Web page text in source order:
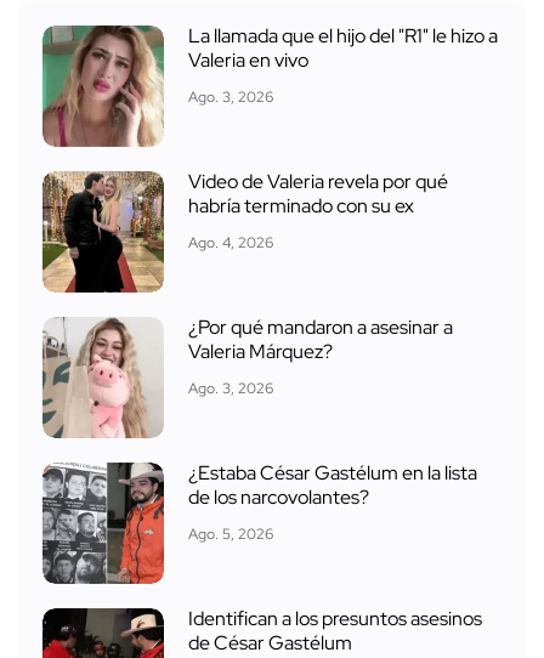
La llamada que el hijo del "R1" le hizo a
Valeria en vivo
Ago. 3, 2026
Video de Valeria revela por qué
habría terminado con su ex
Ago. 4, 2026
¿Por qué mandaron a asesinar a
Valeria Márquez?
Ago. 3, 2026
¿Estaba César Gastélum en la lista
de los narcovolantes?
Ago. 5, 2026
Identifican a los presuntos asesinos
de César Gastélum